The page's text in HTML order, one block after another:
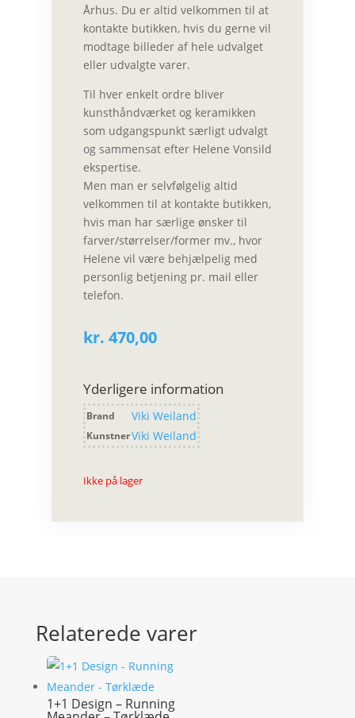
Århus. Du er altid velkommen til at
kontakte butikken, hvis du gerne vil
modtage billeder af hele udvalget
eller udvalgte varer.
Til hver enkelt ordre bliver
kunsthåndværket og keramikken
som udgangspunkt særligt udvalgt
og sammensat efter Helene Vonsild
ekspertise.
Men man er selvfølgelig altid
velkommen til at kontakte butikken,
hvis man har særlige ønsker til
farver/størrelser/former mv., hvor
Helene vil være behjælpelig med
personlig betjening pr. mail eller
telefon.
kr. 470,00
Yderligere information
Brand Viki Weiland
KunstnerViki Weiland
Ikke på lager
Relaterede varer
1+1 Design – Running